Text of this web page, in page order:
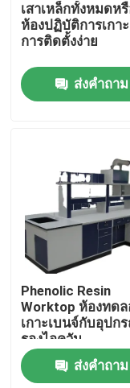
บ้าน
ควบคุมคุณภาพ
ติดต่อเรา
คดี
เฟอร์นิเจอร์ห้อง
เสาเหล็กทั้งหมดห
ห้องปฏิบัติการเกา
การติดตั้งง่าย
ส่งคำถาม
Phenolic Resin
Worktop ห้องทดล
เกาะเบนจ์กับอุปก
รองไอควัน
ส่งคำถาม